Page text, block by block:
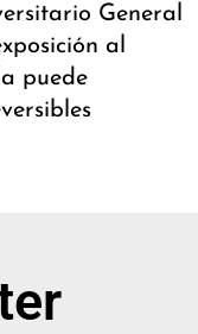
General
al
puede